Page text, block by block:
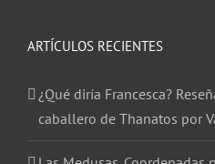
ARTÍCULOS RECIENTES
¿Qué diría Francesca?
caballero de Thanatos por